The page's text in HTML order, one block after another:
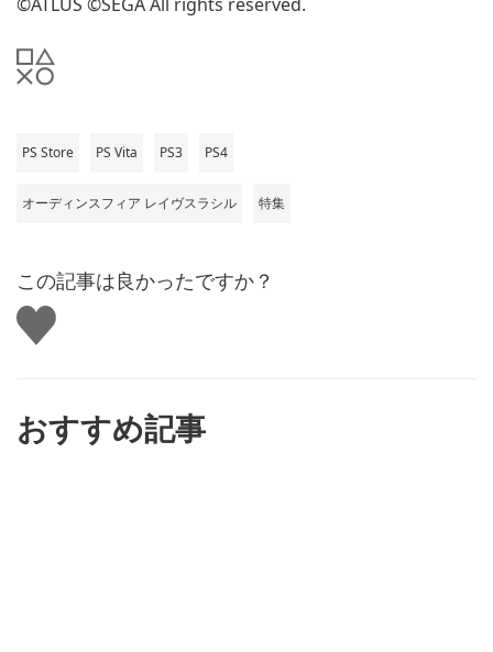
PS Store PS Vita PS3 PS4
オーディンスフィア レイヴスラシル 特集
この記事は良かったですか？
い
い
おすすめ記事